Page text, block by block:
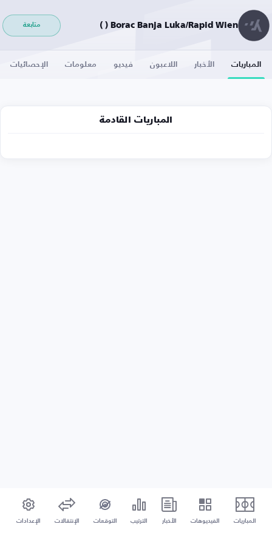
Borac Banja Luka/Rapid Wien ( ) متابعة
المباريات الأخبار اللاعبون فيديو معلومات الإحصائيات
المباريات القادمة
المباريات الفيديوهات الأخبار الترتيب التوقعات الإنتقالات الإعدادات